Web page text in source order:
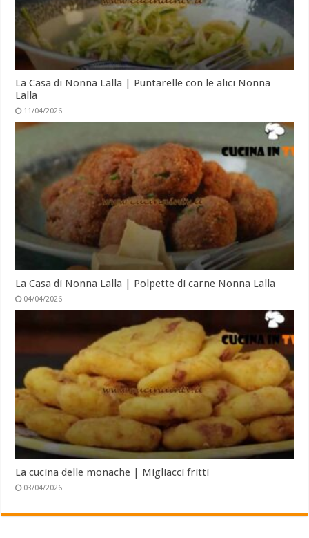
La Casa di Nonna Lalla | Puntarelle con le alici Nonna
Lalla
11/04/2026
La Casa di Nonna Lalla | Polpette di carne Nonna Lalla
04/04/2026
La cucina delle monache | Migliacci fritti
03/04/2026